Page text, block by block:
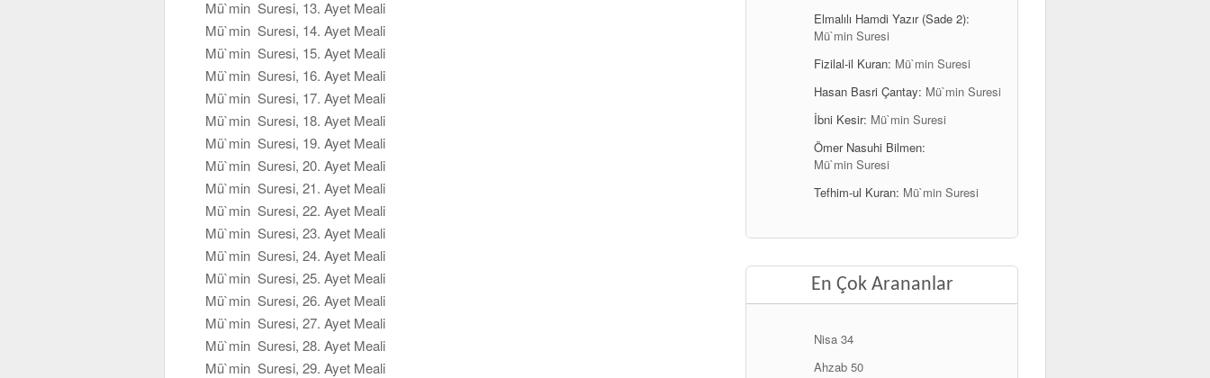
Mü`min Suresi, 13. Ayet Meali
Mü`min Suresi, 14. Ayet Meali
Mü`min Suresi, 15. Ayet Meali
Mü`min Suresi, 16. Ayet Meali
Mü`min Suresi, 17. Ayet Meali
Mü`min Suresi, 18. Ayet Meali
Mü`min Suresi, 19. Ayet Meali
Mü`min Suresi, 20. Ayet Meali
Mü`min Suresi, 21. Ayet Meali
Mü`min Suresi, 22. Ayet Meali
Mü`min Suresi, 23. Ayet Meali
Mü`min Suresi, 24. Ayet Meali
Mü`min Suresi, 25. Ayet Meali
Mü`min Suresi, 26. Ayet Meali
Mü`min Suresi, 27. Ayet Meali
Mü`min Suresi, 28. Ayet Meali
Mü`min Suresi, 29. Ayet Meali
Elmalılı Hamdi Yazır (Sade 2):
Mü`min Suresi
Fizilal-il Kuran: Mü`min Suresi
Hasan Basri Çantay: Mü`min Suresi
İbni Kesir: Mü`min Suresi
Ömer Nasuhi Bilmen:
Mü`min Suresi
Tefhim-ul Kuran: Mü`min Suresi
En Çok Arananlar
Nisa 34
Ahzab 50